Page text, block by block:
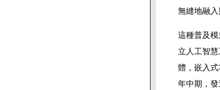
無縫地融
這種普及
立人工智
體，嵌入
年中期，